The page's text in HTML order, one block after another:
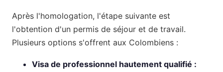
Après l'homologation, l'étape suivante est
l'obtention d'un permis de séjour et de travail.
Plusieurs options s'offrent aux Colombiens :
Visa de professionnel hautement qualifié :